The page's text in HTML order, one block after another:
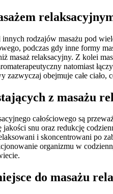
rodzajów masażu pod
podczas gdy inne formy
masaż relaksacyjny. Z kolei
natomiast
zazwyczaj obejmuje całe
z masażu
całościowego są
jakości snu oraz redukcję
i skoncentrowani po
organizmu w
do masażu